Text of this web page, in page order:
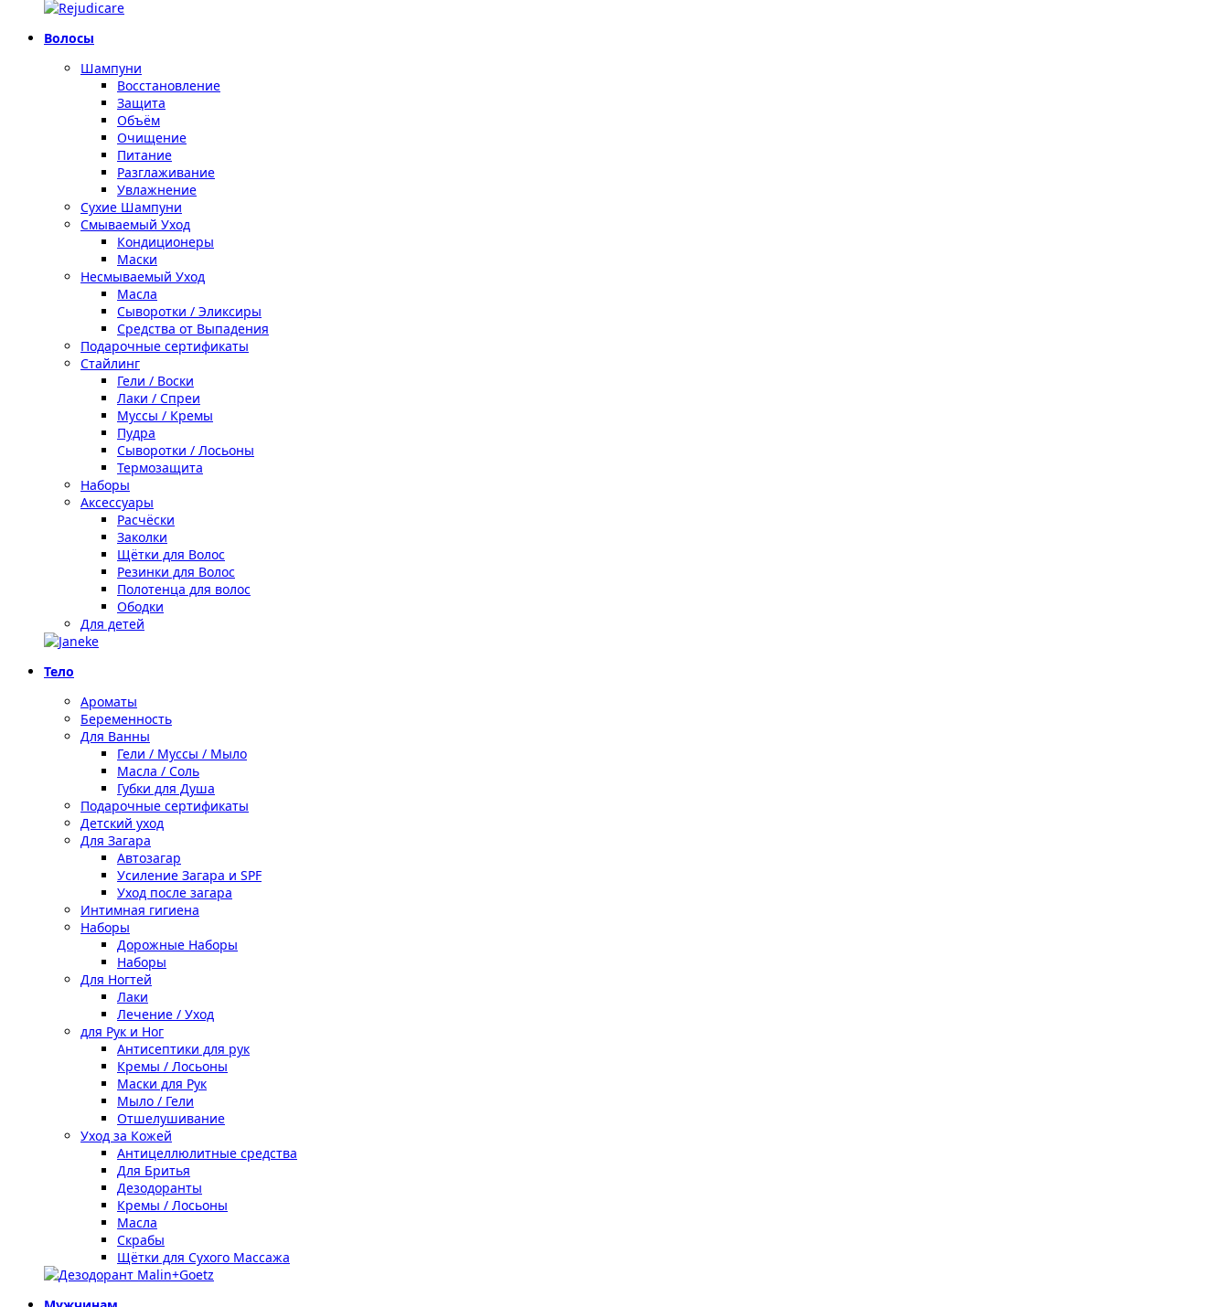
Волосы
Шампуни
Восстановление
Защита
Объём
Очищение
Питание
Разглаживание
Увлажнение
Сухие Шампуни
Смываемый Уход
Кондиционеры
Маски
Несмываемый Уход
Масла
Сыворотки / Эликсиры
Средства от Выпадения
Подарочные сертификаты
Стайлинг
Гели / Воски
Лаки / Спреи
Муссы / Кремы
Пудра
Сыворотки / Лосьоны
Термозащита
Наборы
Аксессуары
Расчёски
Заколки
Щётки для Волос
Резинки для Волос
Полотенца для волос
Ободки
Для детей
Тело
Ароматы
Беременность
Для Ванны
Гели / Муссы / Мыло
Масла / Соль
Губки для Душа
Подарочные сертификаты
Детский уход
Для Загара
Автозагар
Усиление Загара и SPF
Уход после загара
Интимная гигиена
Наборы
Дорожные Наборы
Наборы
Для Ногтей
Лаки
Лечение / Уход
для Рук и Ног
Антисептики для рук
Кремы / Лосьоны
Маски для Рук
Мыло / Гели
Отшелушивание
Уход за Кожей
Антицеллюлитные средства
Для Бритья
Дезодоранты
Кремы / Лосьоны
Масла
Скрабы
Щётки для Сухого Массажа